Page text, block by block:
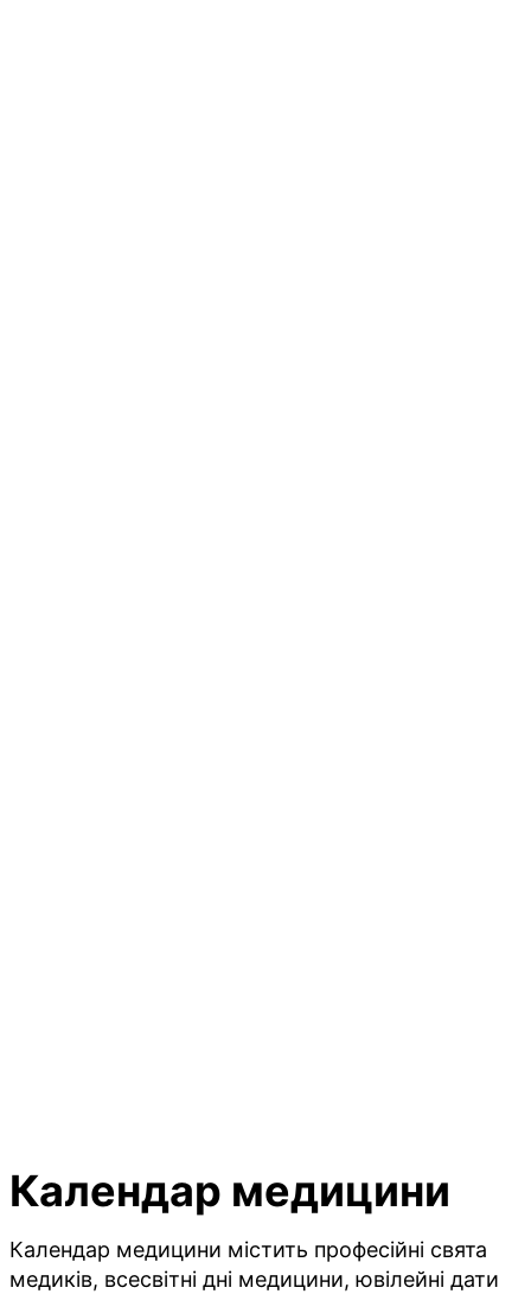
Календар медицини
Календар медицини містить професійні свята
медиків, всесвітні дні медицини, ювілейні дати